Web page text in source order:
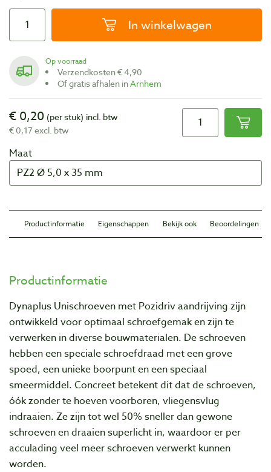
In winkelwagen
Op voorraad
Verzendkosten € 4,90
Of gratis afhalen inArnhem
€ 0,20 (per stuk) incl. btw
€ 0,17 excl. btw
Maat
Productinformatie Eigenschappen Bekijk ook Beoordelingen
Productinformatie
Dynaplus Unischroeven met Pozidriv aandrijving zijn
ontwikkeld voor optimaal schroefgemak en zijn te
verwerken in diverse bouwmaterialen. De schroeven
hebben een speciale schroefdraad met een grove
spoed, een unieke boorpunt en een speciaal
smeermiddel. Concreet betekent dit dat de schroeven,
óók zonder te hoeven voorboren, vliegensvlug
indraaien. Ze zijn tot wel 50% sneller dan gewone
schroeven en draaien superlicht in, waardoor er per
acculading veel meer schroeven verwerkt kunnen
worden.